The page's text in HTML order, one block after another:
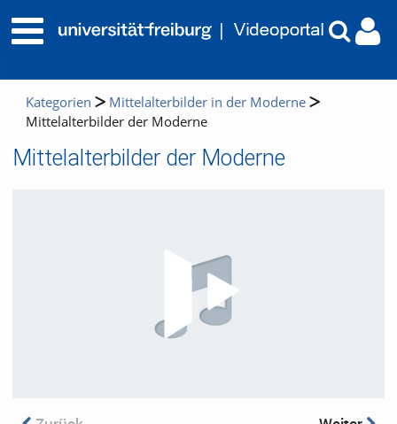
Kategorien
Mittelalterbilder in der Moderne
Mittelalterbilder der Moderne
Mittelalterbilder der Moderne